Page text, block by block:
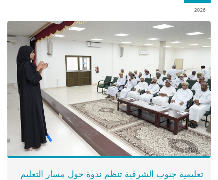
2026
تعليمية جنوب الشرقية تنظم ندوة حول مسار التعليم